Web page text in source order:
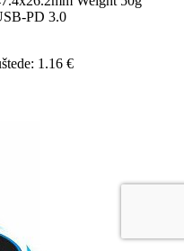
PD 3.0
1.16 €